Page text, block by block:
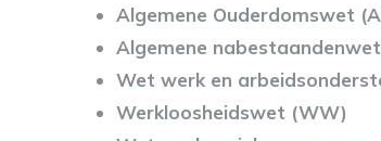
Algemene Ouderdomswet
Algemene
Wet werk en
Werkloosheidswet (WW)